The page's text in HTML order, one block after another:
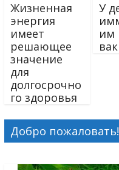
Жизненная
энергия
имеет
решающее
значение
для
долгосрочно
го здоровья
У
им
Добро пожаловать!